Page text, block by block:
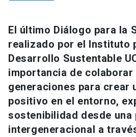
El último Diálogo para la
realizado por el Instituto
Desarrollo Sustentable
importancia de
generaciones para crear
positivo en el entorno,
sostenibilidad desde una
intergeneracional a